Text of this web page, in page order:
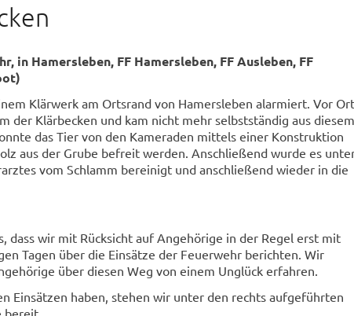
in Hamersleben, FF Hamersleben, FF Ausleben, FF
Klärwerk am Ortsrand von Hamersleben alarmiert. Vor Ort
der Klärbecken und kam nicht mehr selbstständig aus diesem
das Tier von den Kameraden mittels einer Konstruktion
aus der Grube befreit werden. Anschließend wurde es
vom Schlamm bereinigt und anschließend wieder in die
dass wir mit Rücksicht auf Angehörige in der Regel erst mit
Tagen über die Einsätze der Feuerwehr berichten. Wir
über diesen Weg von einem Unglück erfahren.
Einsätzen haben, stehen wir unter den rechts aufgeführten
bereit.